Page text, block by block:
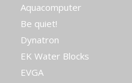
Aquacomputer
Be quiet!
Dynatron
EK Water Blocks
EVGA